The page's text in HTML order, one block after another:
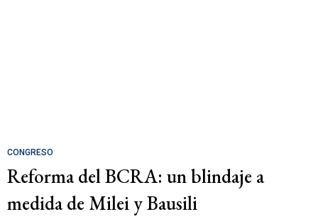
CONGRESO
Reforma del BCRA: un blindaje a
medida de Milei y Bausili